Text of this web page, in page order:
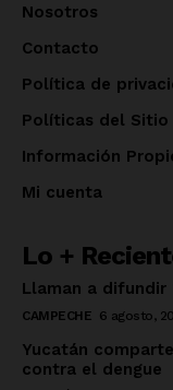
Nosotros
Contacto
Política de
Políticas del Sitio
Información
Mi cuenta
Lo +
Llaman a difundir
CAMPECHE 6 agosto,
Yucatán
contra el dengue